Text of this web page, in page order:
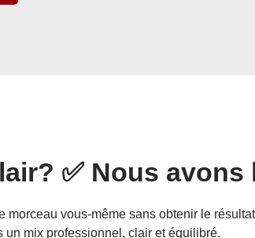
✅ Nous
morceau vous-même sans obtenir le
un mix professionnel, clair et équilibré.